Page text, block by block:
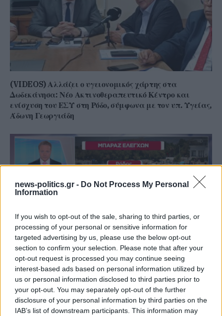
news-politics.gr - Do Not Process My Personal
Information
If you wish to opt-out of the sale, sharing to third parties, or
processing of your personal or sensitive information for
targeted advertising by us, please use the below opt-out
section to confirm your selection. Please note that after your
opt-out request is processed you may continue seeing
interest-based ads based on personal information utilized by
us or personal information disclosed to third parties prior to
your opt-out. You may separately opt-out of the further
disclosure of your personal information by third parties on the
IAB’s list of downstream participants. This information may
(VIDEOS) Αλλάζει ο υγειονομικός χάρτης στα
Δωδεκάνησα: Νέο Ακτινοθεραπευτικό Κέντρο και
ενίσχυση του ΕΣΥ στη Ρόδο, σύμφωνα με τον υπ. Υγείας,
Άδωνη Γεωργιάδη
Ρόδος: Πρόστιμο 73.000 ευρώ σε επιχείρηση για
παραβάσεις στον αιγιαλό